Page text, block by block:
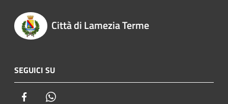
Città di Lamezia Terme
SEGUICI SU
Facebook